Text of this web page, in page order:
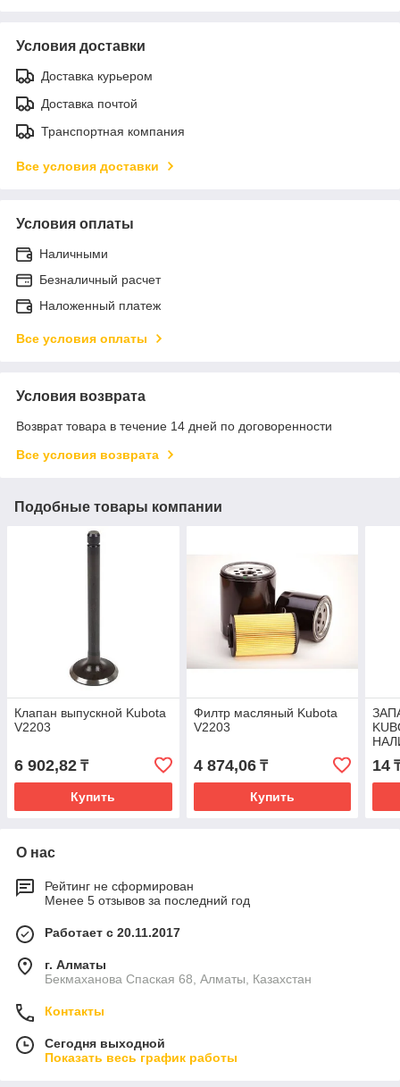
Условия доставки
Доставка курьером
Доставка почтой
Транспортная компания
Все условия доставки
Условия оплаты
Наличными
Безналичный расчет
Наложенный платеж
Все условия оплаты
Условия возврата
Возврат товара в течение 14 дней по договоренности
Все условия возврата
Подобные товары компании
Клапан выпускной Kubota
V2203
6 902,82 ₸
Купить
Филтр масляный Kubota
V2203
4 874,06₸
Купить
14
О нас
Рейтинг не сформирован
Менее 5 отзывов за последний год
Работает с 20.11.2017
г. Алматы
Бекмаханова Спаская 68, Алматы, Казахстан
Контакты
Сегодня выходной
Показать весь график работы